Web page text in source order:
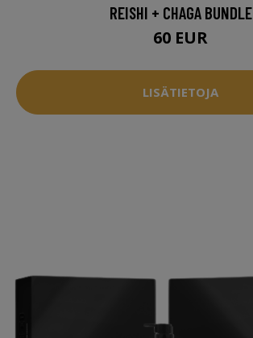
REISHI + CHAGA BUNDLE
60 EUR
LISÄTIETOJA